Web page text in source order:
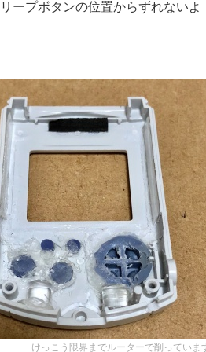
ープボタンの位置からずれないよ
けっこう限界までルーターで削っていま